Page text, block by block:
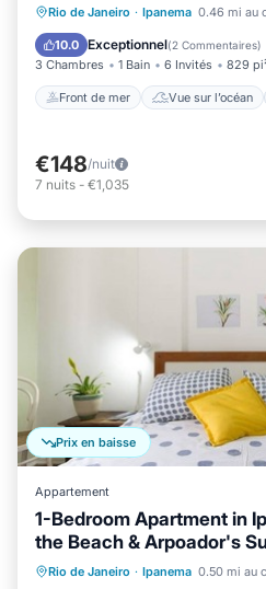
Rio de Janeiro · Ipanema 0.46 mi au
10.0 Exceptionnel(2 Commentaires)
3 Chambres 1 Bain 6 Invités 829
Front de mer Vue sur l’océan
Front de mer Vue
Animaux acceptés
€148/nuit
7 nuits - €1,035
Prix en baisse
Appartement
1-Bedroom Apartment in
the Beach & Arpoador's
Rio de Janeiro · Ipanema 0.50 mi au
Front de mer Vue